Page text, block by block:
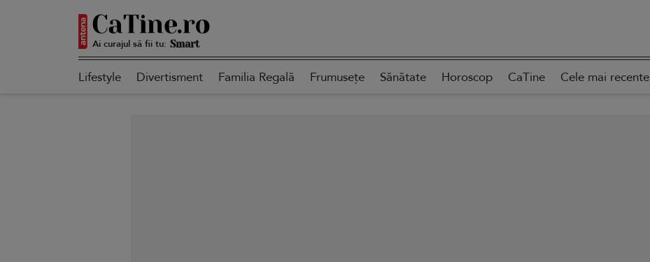
Ai curajul să fii tu: Autentică
Lifestyle Divertisment Familia Regală Frumusețe Sănătate Horoscop CaTine Cele mai recente